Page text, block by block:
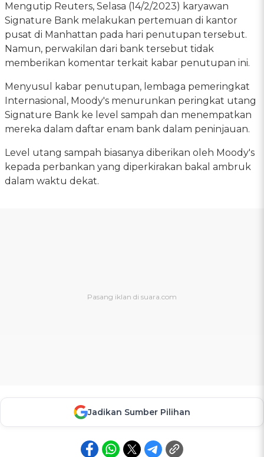
Mengutip Reuters, Selasa (14/2/2023) karyawan
Signature Bank melakukan pertemuan di kantor
pusat di Manhattan pada hari penutupan tersebut.
Namun, perwakilan dari bank tersebut tidak
memberikan komentar terkait kabar penutupan ini.
Menyusul kabar penutupan, lembaga pemeringkat
Internasional, Moody's menurunkan peringkat utang
Signature Bank ke level sampah dan menempatkan
mereka dalam daftar enam bank dalam peninjauan.
Level utang sampah biasanya diberikan oleh Moody's
kepada perbankan yang diperkirakan bakal ambruk
dalam waktu dekat.
Jadikan Sumber Pilihan